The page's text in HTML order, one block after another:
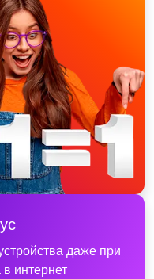
даже при
в интернет